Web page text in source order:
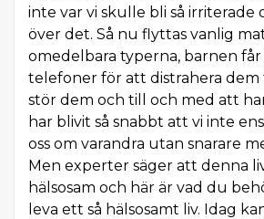
inte var vi skulle bli så irriterade
över det. Så nu flyttas vanlig
omedelbara typerna, barnen
telefoner för att distrahera dem
stör dem och till och med att
har blivit så snabbt att vi inte
oss om varandra utan snarare
Men experter säger att denna
hälsosam och här är vad du
leva ett så hälsosamt liv. Idag